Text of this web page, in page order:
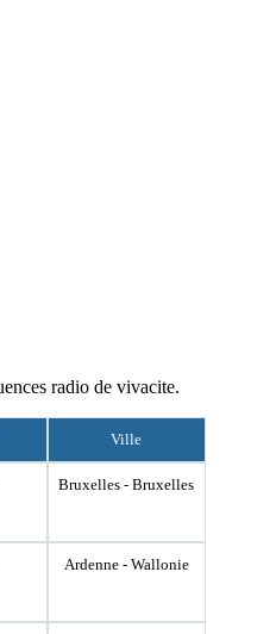
radio de vivacite.
Ville
Bruxelles - Bruxelles
Ardenne - Wallonie